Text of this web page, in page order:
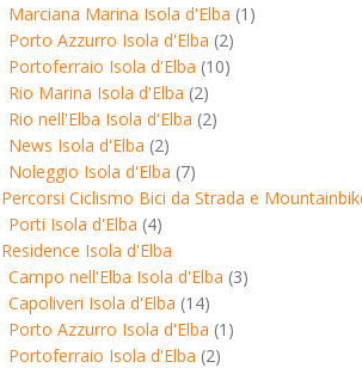
Marciana Marina Isola d'Elba (1)
Porto Azzurro Isola d'Elba (2)
Portoferraio Isola d'Elba (10)
Rio Marina Isola d'Elba (2)
Rio nell'Elba Isola d'Elba (2)
News Isola d'Elba (2)
Noleggio Isola d'Elba (7)
Percorsi Ciclismo Bici da Strada e
Porti Isola d'Elba (4)
Residence Isola d'Elba
Campo nell'Elba Isola d'Elba (3)
Capoliveri Isola d'Elba (14)
Porto Azzurro Isola d'Elba (1)
Portoferraio Isola d'Elba (2)